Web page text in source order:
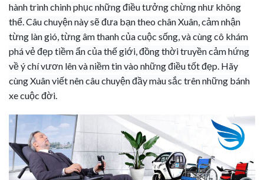
hành trình chinh phục những điều tưởng chừng như không
thể. Câu chuyện này sẽ đưa bạn theo chân Xuân, cảm nhận
từng làn gió, từng âm thanh của cuộc sống, và cùng cô khám
phá vẻ đẹp tiềm ẩn của thế giới, đồng thời truyền cảm hứng
về ý chí vươn lên và niềm tin vào những điều tốt đẹp. Hãy
cùng Xuân viết nên câu chuyện đầy màu sắc trên những bánh
xe cuộc đời.